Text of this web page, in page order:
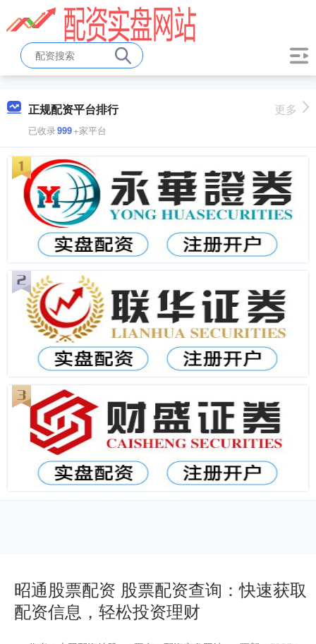
正规配资平台排行
已收录999+家平台
更多
昭通股票配资 股票配资查询：快速获取
配资信息，轻松投资理财